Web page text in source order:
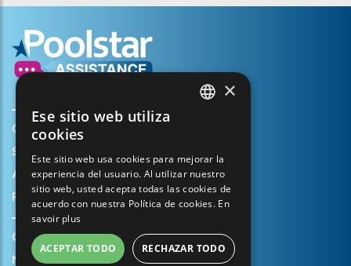
Crear mi cuenta
Su cesta
Abrir un caso de soporte
Registrar mi garantía
Condiciones generales de venta
Notas legales
SPANISH
ITALIAN
GERMAN
×
Ese sitio web utiliza
cookies
Este sitio web usa cookies para mejorar la
experiencia del usuario. Al utilizar nuestro
sitio web, usted acepta todas las cookies de
acuerdo con nuestra Política de cookies. En
savoir plus
ACEPTAR TODO RECHAZAR TODO